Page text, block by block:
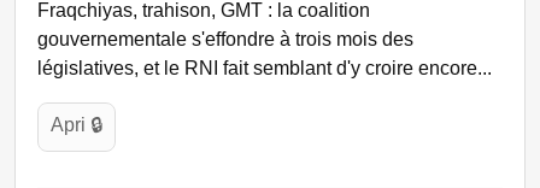
Fraqchiyas, trahison, GMT : la coalition
gouvernementale s'effondre à trois mois des
législatives, et le RNI fait semblant d'y croire encore...
Apri 🔒